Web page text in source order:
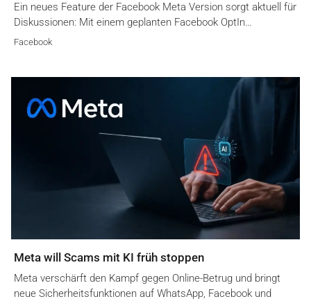
Ein neues Feature der Facebook Meta Version sorgt aktuell für
Diskussionen: Mit einem geplanten Facebook OptIn…
Facebook
Meta will Scams mit KI früh stoppen
Meta verschärft den Kampf gegen Online-Betrug und bringt
neue Sicherheitsfunktionen auf WhatsApp, Facebook und